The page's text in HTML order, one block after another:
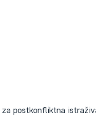
postkonfliktna